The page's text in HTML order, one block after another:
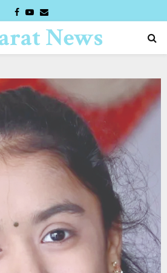
FACEBOOK
YOUTUBE
EMAIL
News